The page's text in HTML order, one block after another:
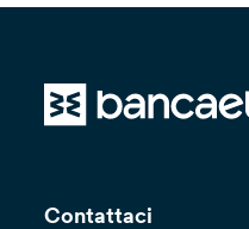
Contattaci